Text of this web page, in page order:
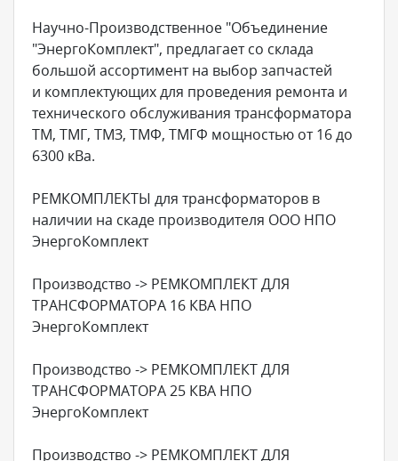
Научно-Производственное "Объединение
"ЭнергоКомплект", предлагает со склада
большой ассортимент на выбор запчастей
и комплектующих для проведения ремонта и
технического обслуживания трансформатора
ТМ, ТМГ, ТМЗ, ТМФ, ТМГФ мощностью от 16 до
6300 кВа.
РЕМКОМПЛЕКТЫ для трансформаторов в
наличии на скаде производителя ООО НПО
ЭнергоКомплект
Производство -> РЕМКОМПЛЕКТ ДЛЯ
ТРАНСФОРМАТОРА 16 КВА НПО
ЭнергоКомплект
Производство -> РЕМКОМПЛЕКТ ДЛЯ
ТРАНСФОРМАТОРА 25 КВА НПО
ЭнергоКомплект
Производство -> РЕМКОМПЛЕКТ ДЛЯ